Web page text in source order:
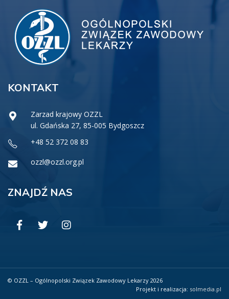
KONTAKT
Zarzad krajowy OZZL
ul. Gdańska 27, 85-005 Bydgoszcz
+48 52 372 08 83
ozzl@ozzl.org.pl
ZNAJDŹ NAS
© OZZL – Ogólnopolski Związek Zawodowy Lekarzy 2026
Projekt i realizacja: solmedia.pl